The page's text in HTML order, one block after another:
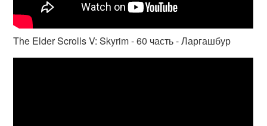
The Elder Scrolls V: Skyrim - 60 часть - Ларгашбур